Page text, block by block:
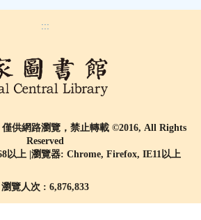
:::
供網路瀏覽，禁止轉載 ©2016, All Rights
Reserved
以上 |瀏覽器: Chrome, Firefox, IE11以上
瀏覽人次 : 6,876,833